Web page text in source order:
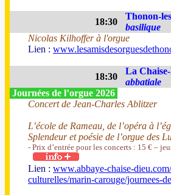
18:30
Thonon-
basilique
Nicolas Kilhoffer à l'orgue
Lien :
18:30
La
abbatiale
Journées de l’orgue 2026
Concert de Jean-Charles Ablitzer
L’école de Rameau, de l’opéra à
Splendeur et poésie de l’orgue des
- Prix d’entrée pour les concerts : 15 € –
Lien : www.abbaye-chaise-
culturelles/marin-carouge/journees-